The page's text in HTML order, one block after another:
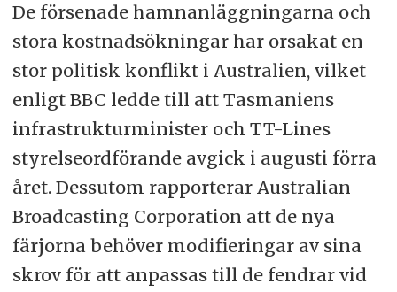
De försenade hamnanläggningarna och
stora kostnadsökningar har orsakat en
stor politisk konflikt i Australien, vilket
enligt BBC ledde till att Tasmaniens
infrastrukturminister och TT-Lines
styrelseordförande avgick i augusti förra
året. Dessutom rapporterar Australian
Broadcasting Corporation att de nya
färjorna behöver modifieringar av sina
skrov för att anpassas till de fendrar vid